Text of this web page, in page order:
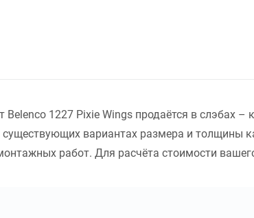
Belenco 1227 Pixie Wings продаётся в слэбах
вариантах размера и толщины
работ. Для расчёта стоимости